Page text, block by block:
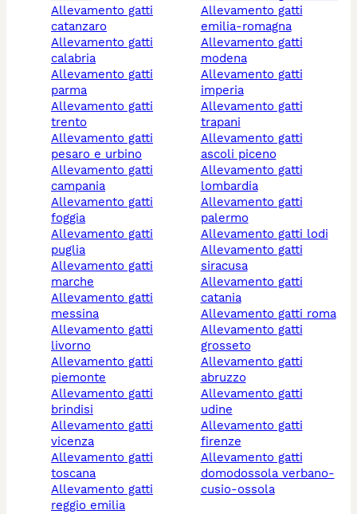
allevamento gatti
catanzaro
allevamento gatti
calabria
allevamento gatti
parma
allevamento gatti
trento
allevamento gatti
pesaro e urbino
allevamento gatti
campania
allevamento gatti
foggia
allevamento gatti
puglia
allevamento gatti
marche
allevamento gatti
messina
allevamento gatti
livorno
allevamento gatti
piemonte
allevamento gatti
brindisi
allevamento gatti
vicenza
allevamento gatti
toscana
allevamento gatti
reggio emilia
allevamento gatti
emilia-romagna
allevamento gatti
modena
allevamento gatti
imperia
allevamento gatti
trapani
allevamento gatti
ascoli piceno
allevamento gatti
lombardia
allevamento gatti
palermo
allevamento gatti lodi
allevamento gatti
siracusa
allevamento gatti
catania
allevamento gatti roma
allevamento gatti
grosseto
allevamento gatti
abruzzo
allevamento gatti
udine
allevamento gatti
firenze
allevamento gatti
domodossola verbano-
cusio-ossola